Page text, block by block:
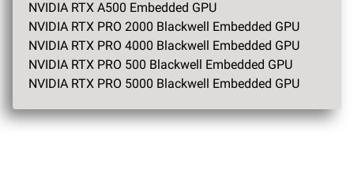
NVIDIA RTX A500 Embedded GPU
NVIDIA RTX PRO 2000 Blackwell Embedded GPU
NVIDIA RTX PRO 4000 Blackwell Embedded GPU
NVIDIA RTX PRO 500 Blackwell Embedded GPU
NVIDIA RTX PRO 5000 Blackwell Embedded GPU